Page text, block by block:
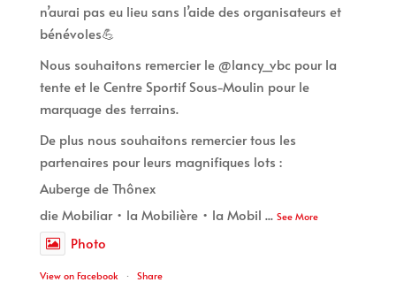
n’aurai pas eu lieu sans l’aide des organisateurs et
bénévoles💪
Nous souhaitons remercier le @lancy_vbc pour la
tente et le Centre Sportif Sous-Moulin pour le
marquage des terrains.
De plus nous souhaitons remercier tous les
partenaires pour leurs magnifiques lots :
Auberge de Thônex
die Mobiliar • la Mobilière • la Mobil ... See More
Photo
View on Facebook · Share